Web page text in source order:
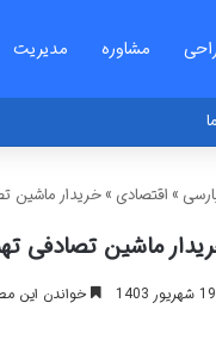
مشاوره مدیریت
» اقتصادی » خریدار ماشین
ماشین تصادفی
خواندن این مطلب 5 دقیقه